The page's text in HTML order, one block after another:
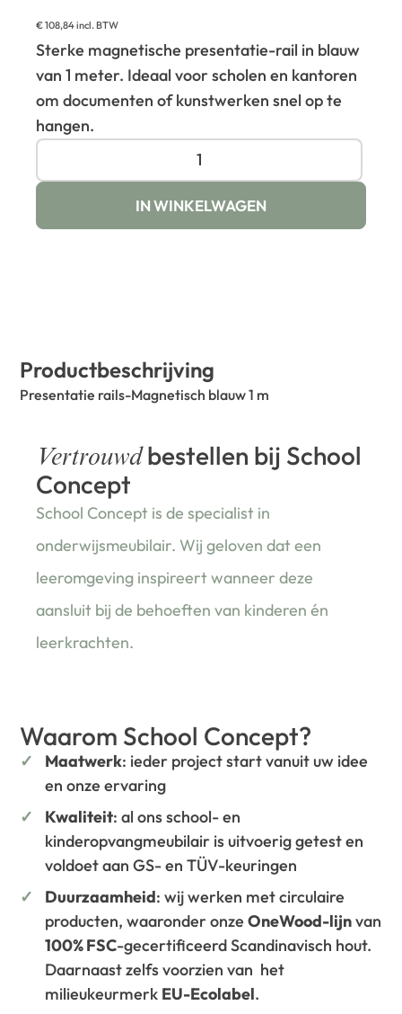
€108,84incl. BTW
Sterke magnetische presentatie-rail in blauw
van 1 meter. Ideaal voor scholen en kantoren
om documenten of kunstwerken snel op te
hangen.
IN WINKELWAGEN
Productbeschrijving
Presentatie rails-Magnetisch blauw 1 m
Vertrouwdbestellen bij School
Concept
School Concept is de specialist in
onderwijsmeubilair. Wij geloven dat een
leeromgeving inspireert wanneer deze
aansluit bij de behoeften van kinderen én
leerkrachten.
Waarom School Concept?
Maatwerk: ieder project start vanuit uw idee
en onze ervaring
Kwaliteit: al ons school- en
kinderopvangmeubilair is uitvoerig getest en
voldoet aan GS- en TÜV-keuringen
Duurzaamheid: wij werken met circulaire
producten, waaronder onzeOneWood-lijnvan
100% FSC-gecertificeerd Scandinavisch hout.
Daarnaast zelfs voorzien van het
milieukeurmerk EU-Ecolabel.